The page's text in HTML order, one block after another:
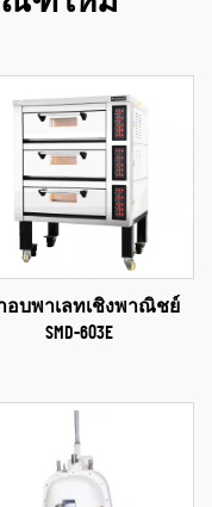
อบพาเลทเชิงพาณิชย์
SMD-603E